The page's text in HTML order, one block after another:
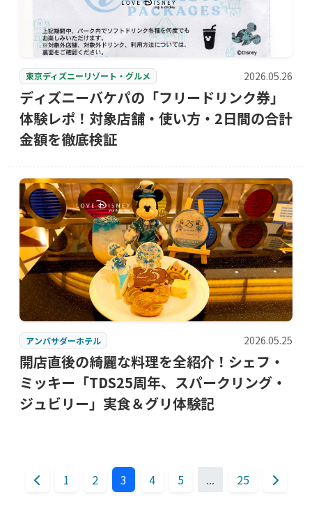
東京ディズニーリゾート・グルメ 2026.05.26
ディズニーバケパの「フリードリンク券」
体験レポ！対象店舗・使い方・2日間の合計
金額を徹底検証
アンバサダーホテル 2026.05.25
開店直後の綺麗な料理を全紹介！シェフ・
ミッキー「TDS25周年、スパークリング・
ジュビリー」実食＆グリ体験記
1 2 3 4 5 ... 25